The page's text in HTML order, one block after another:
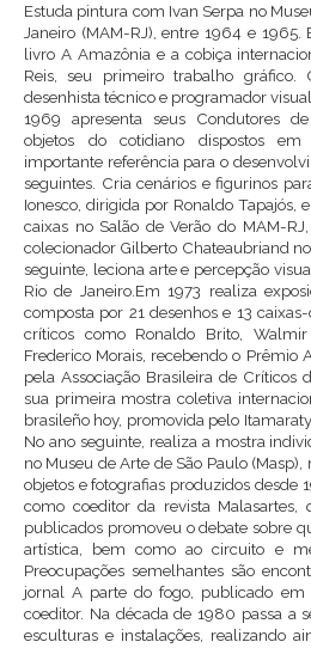
Estuda pintura com Ivan Serpa no
Janeiro (MAM-RJ), entre 1964 e
livro A Amazônia e a cobiça
Reis, seu primeiro trabalho gráfico.
desenhista técnico e programador
1969 apresenta seus Condutores
objetos do cotidiano dispostos em
importante referência para o
seguintes. Cria cenários e figurinos
Ionesco, dirigida por Ronaldo Tapajós,
caixas no Salão de Verão do MAM-
colecionador Gilberto Chateaubriand
seguinte, leciona arte e percepção
Rio de Janeiro.Em 1973 realiza
composta por 21 desenhos e 13
críticos como Ronaldo Brito,
Frederico Morais, recebendo o Prêmio
pela Associação Brasileira de Críticos
sua primeira mostra coletiva
brasileño hoy, promovida pelo
No ano seguinte, realiza a mostra
no Museu de Arte de São Paulo (Masp),
objetos e fotografias produzidos desde
como coeditor da revista
publicados promoveu o debate sobre
artística, bem como ao circuito e
Preocupações semelhantes são
jornal A parte do fogo, publicado
coeditor. Na década de 1980 passa a
esculturas e instalações, realizando